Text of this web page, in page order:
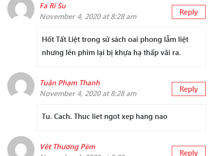
Fa Ri Su
November 4, 2020 at 8:28 am
Reply
Hốt Tất Liệt trong sử sách oai phong lẫm liệt
nhưng lên phim lại bị khựa hạ thấp vãi ra.
Tuân Phạm Thanh
November 4, 2020 at 8:28 am
Reply
Tu. Cach. Thuc liet ngot xep hang nao
Vêt Thương Pèm
Reply